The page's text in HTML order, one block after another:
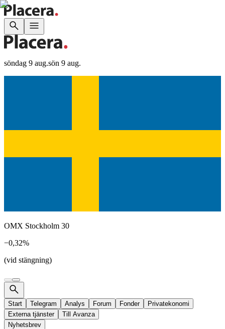
söndag 9 aug.sön 9 aug.
OMX Stockholm 30
−0,32%
(vid stängning)
Start Telegram Analys Forum Fonder
Privatekonomi
Externa tjänster
Till Avanza
Nyhetsbrev